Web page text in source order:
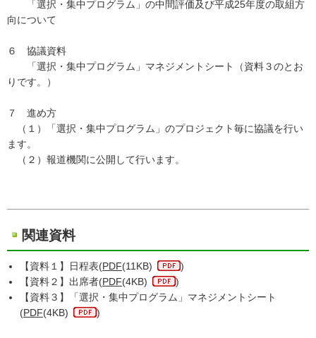
「選択・集中プログラム」の中間評価及び平成25年度の取組方
向について
６ 協議資料
「選択・集中プログラム」マネジメントシート（資料３のとお
りです。）
７ 進め方
（１）「選択・集中プログラム」のプロジェクト毎に協議を行い
ます。
（２）報道機関に公開して行います。
関連資料
【資料１】日程表(PDF(11KB)
)
【資料２】出席者(PDF(4KB)
)
【資料３】「選択・集中プログラム」マネジメントシート
(PDF(4KB) )